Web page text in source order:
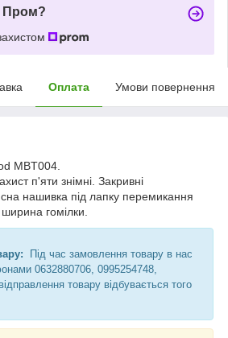
Пром?
Оплата Умови повернення
MBT004.
п'яти знімні. Закривні
нашивка під лапку перемикання
гомілки.
Під час замовлення товару в нас
0632880706, 0995254748,
товару відбувається того